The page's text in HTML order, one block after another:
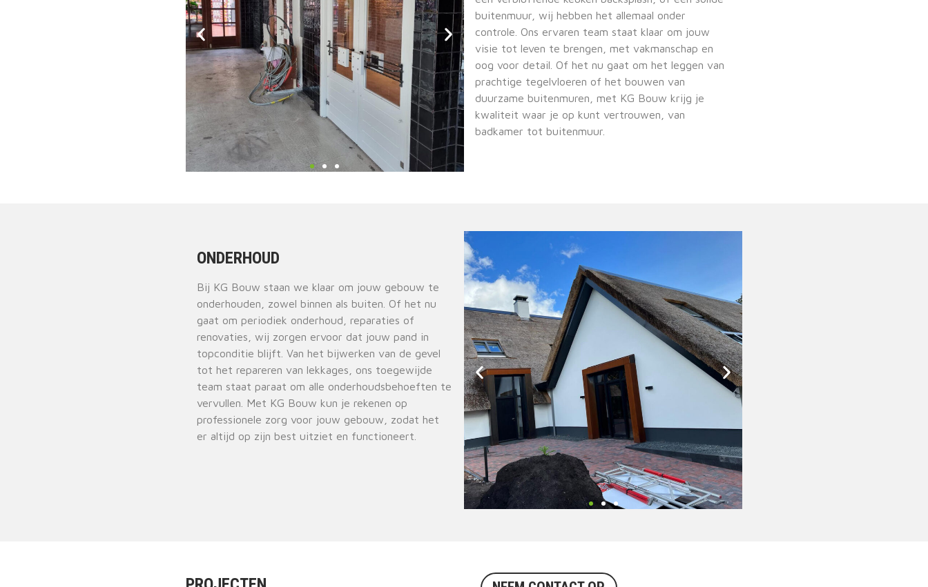
buitenmuur, wij hebben het allemaal onder
controle. Ons ervaren team staat klaar om jouw
visie tot leven te brengen, met vakmanschap en
oog voor detail. Of het nu gaat om het leggen van
prachtige tegelvloeren of het bouwen van
duurzame buitenmuren, met KG Bouw krijg je
kwaliteit waar je op kunt vertrouwen, van
badkamer tot buitenmuur.
ONDERHOUD
Bij KG Bouw staan we klaar om jouw gebouw te
onderhouden, zowel binnen als buiten. Of het nu
gaat om periodiek onderhoud, reparaties of
renovaties, wij zorgen ervoor dat jouw pand in
topconditie blijft. Van het bijwerken van de gevel
tot het repareren van lekkages, ons toegewijde
team staat paraat om alle onderhoudsbehoeften te
vervullen. Met KG Bouw kun je rekenen op
professionele zorg voor jouw gebouw, zodat het
er altijd op zijn best uitziet en functioneert.